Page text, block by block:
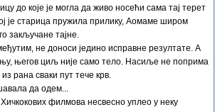
до које је могла да живо носећи сама тај терет
је старица пружила прилику, Аомаме широм
закључане тајне.
не доноси једино исправне резултате. А
његов циљ није само тело. Насиље не поприма
рана сваки пут тече крв.
да одем...
филмова несвесно уплео у неку